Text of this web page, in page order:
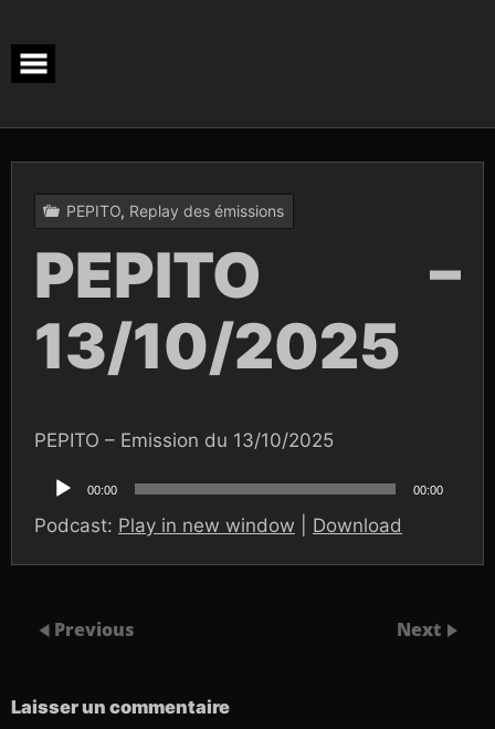
content
PEPITO, Replay des émissions
PEPITO –
13/10/2025
PEPITO – Emission du 13/10/2025
audio
00:00 00:00
Podcast: Play in new window Download
Previous Next
Laisser un commentaire